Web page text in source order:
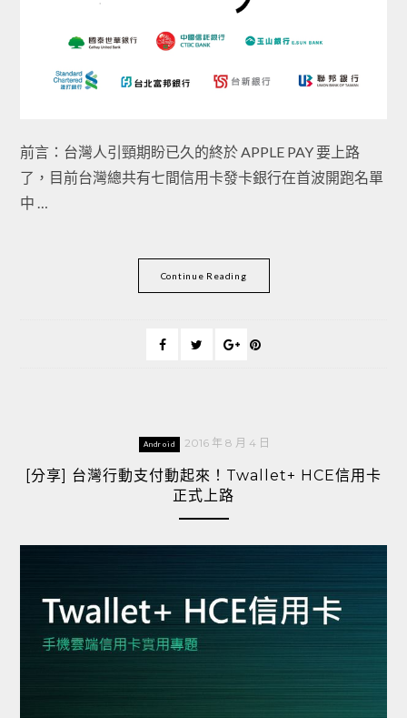
前言：台灣人引頸期盼已久的終於 APPLE PAY 要上路
了，目前台灣總共有七間信用卡發卡銀行在首波開跑名單
中 …
Continue Reading
Android 2016 年 8 月 4 日
[分享] 台灣行動支付動起來！Twallet+ HCE信用卡
正式上路